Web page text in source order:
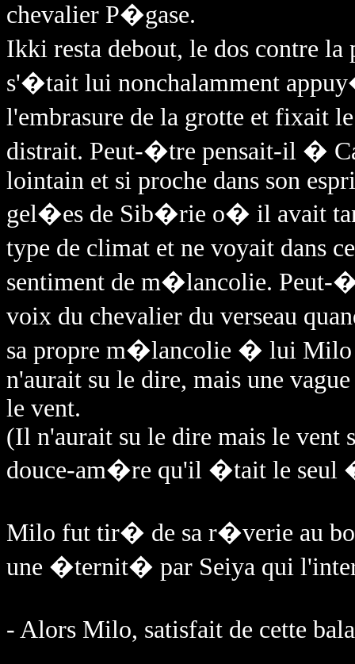
chevalier P�gase.
Ikki resta debout, le dos contre
s'�tait lui nonchalamment
l'embrasure de la grotte et
distrait. Peut-�tre pensait-il �
lointain et si proche dans son
gel�es de Sib�rie o� il avait
type de climat et ne voyait dans
sentiment de m�lancolie. Peut-
voix du chevalier du verseau
sa propre m�lancolie � lui Milo
n'aurait su le dire, mais une
le vent.
(Il n'aurait su le dire mais le vent
douce-am�re qu'il �tait le seul
Milo fut tir� de sa r�verie au
une �ternit� par Seiya qui
- Alors Milo, satisfait de cette